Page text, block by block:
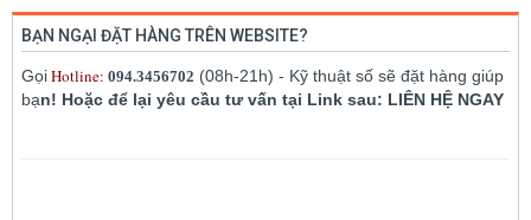
BẠN NGẠI ĐẶT HÀNG TRÊN WEBSITE?
GọiHotline: 094.3456702 (08h-21h) - Kỹ thuật số sẽ đặt hàng giúp
bạn! Hoặc để lại yêu cầu tư vấn tại Link sau: LIÊN HỆ NGAY